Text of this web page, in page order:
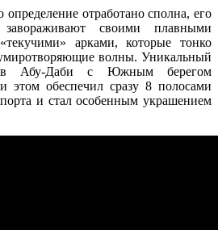
отработано сполна, его
своими плавными
арками, которые тонко
умиротворяющие волны. Уникальный
Абу-Даби с Южным берегом
этом обеспечил сразу 8 полосами
и стал особенным украшением